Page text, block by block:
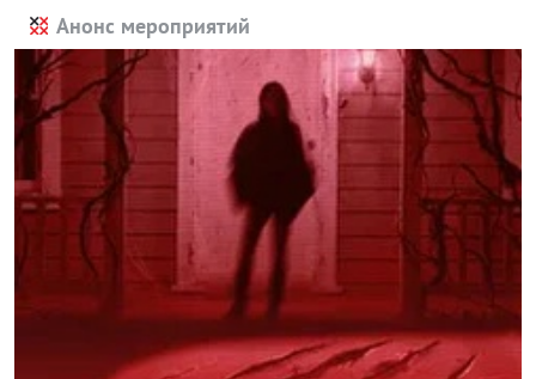
Анонс мероприятий